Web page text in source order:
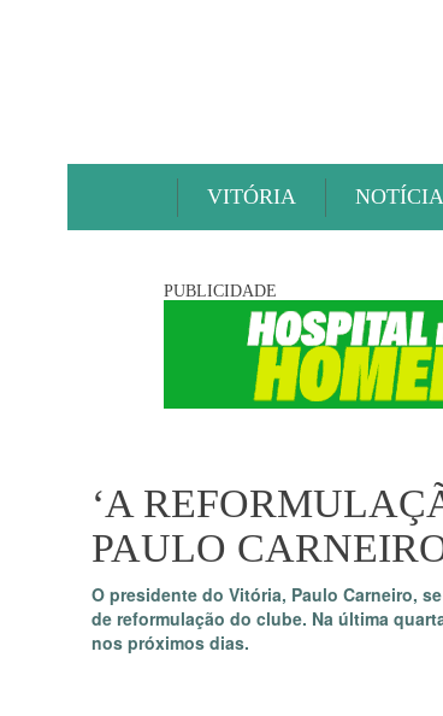
VITÓRIA
PUBLICIDADE
‘A
PAULO
O presidente do Vitória, Paulo Carneiro,
de reformulação do clube. Na última
nos próximos dias.